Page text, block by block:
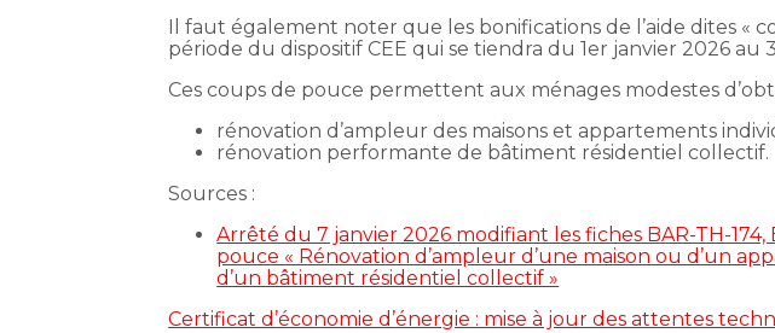
Il faut également noter que les bonifications de l’aide dites «
période du dispositif CEE qui se tiendra du 1er janvier 2026 au
Ces coups de pouce permettent aux ménages modestes
rénovation d’ampleur des maisons et appartements
rénovation performante de bâtiment résidentiel collectif.
Sources :
Arrêté du 7 janvier 2026 modifiant les fiches BAR-TH-
pouce « Rénovation d’ampleur d’une maison ou d’un
d’un bâtiment résidentiel collectif »
Certificat d’économie d’énergie : mise à jour des attentes